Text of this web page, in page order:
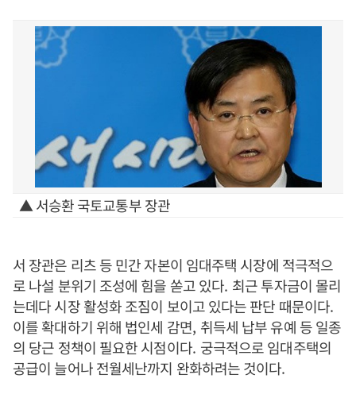
▲ 서승환 국토교통부 장관
서 장관은 리츠 등 민간 자본이 임대주택 시장에 적극적으
로 나설 분위기 조성에 힘을 쏟고 있다. 최근 투자금이 몰리
는데다 시장 활성화 조짐이 보이고 있다는 판단 때문이다.
이를 확대하기 위해 법인세 감면, 취득세 납부 유예 등 일종
의 당근 정책이 필요한 시점이다. 궁극적으로 임대주택의
공급이 늘어나 전월세난까지 완화하려는 것이다.